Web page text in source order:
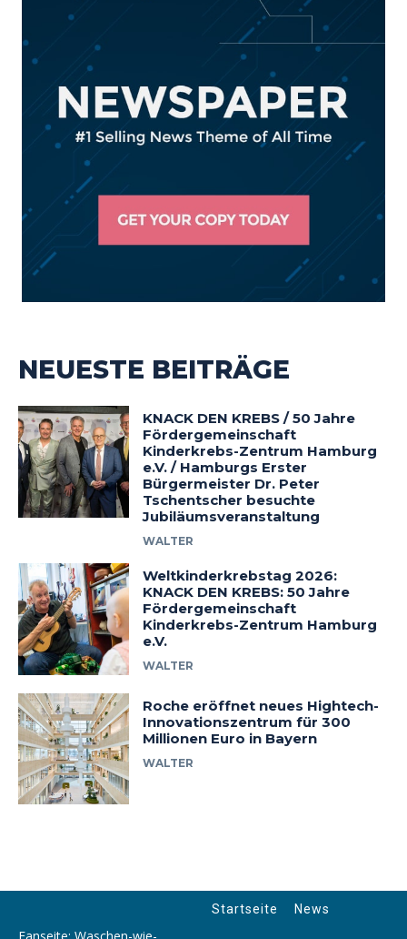
NEUESTE BEITRÄGE
KNACK DEN KREBS / 50 Jahre
Fördergemeinschaft
Kinderkrebs-Zentrum Hamburg
e.V. / Hamburgs Erster
Bürgermeister Dr. Peter
Tschentscher besuchte
Jubiläumsveranstaltung
WALTER
Weltkinderkrebstag 2026:
KNACK DEN KREBS: 50 Jahre
Fördergemeinschaft
Kinderkrebs-Zentrum Hamburg
e.V.
WALTER
Roche eröffnet neues Hightech-
Innovationszentrum für 300
Millionen Euro in Bayern
WALTER
Startseite News